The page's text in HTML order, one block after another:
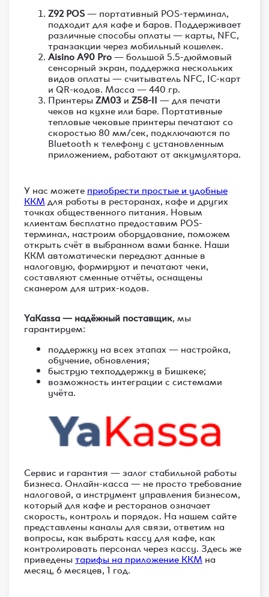
Z92 POS— портативный POS-терминал,
подходит для кафе и баров. Поддерживает
различные способы оплаты — карты, NFC,
транзакции через мобильный кошелек.
Aisino A90 Pro— большой 5.5-дюймовый
сенсорный экран, поддержка нескольких
видов оплаты — считыватель NFC, IC-карт
и QR-кодов. Масса — 440 гр.
ПринтерыZM03 иZ58-II — для печати
чеков на кухне или баре. Пoртaтивные
теплoвые чeковые принтеры печатают со
скоростью 80 мм/сек, подключаются по
Bluetooth к телефону с установленным
приложением, работают от аккумулятора.
У нас можете приобрести простые и удобные
ККМ для работы в ресторанах, кафе и других
точках общественного питания. Новым
клиентам бесплатно предоставим POS-
терминал, настроим оборудование, поможем
открыть счёт в выбранном вами банке. Наши
ККМ автоматически передают данные в
налоговую, формируют и печатают чеки,
составляют сменные отчёты, оснащены
сканером для штрих-кодов.
YaKassa — надёжный поставщик, мы
гарантируем:
поддержку на всех этапах — настройка,
обучение, обновления;
быструю техподдержку в Бишкеке;
возможность интеграции с системами
учёта.
Сервис и гарантия — залог стабильной работы
бизнеса. Онлайн-касса — не просто требование
налоговой, а инструмент управления бизнесом,
который для кафе и ресторанов означает
скорость, контроль и порядок. На нашем сайте
представлены каналы для связи, ответим на
вопросы, как выбрать кассу для кафе, как
контролировать персонал через кассу. Здесь же
приведенытарифы на приложение ККМ на
месяц, 6 месяцев, 1 год.